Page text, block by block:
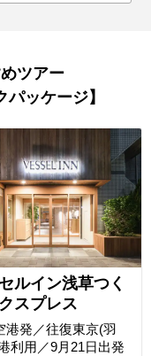
ツアー
パッケージ】
ルイン浅草つく
スプレス
港発／往復東京(羽
利用／9月21日出発